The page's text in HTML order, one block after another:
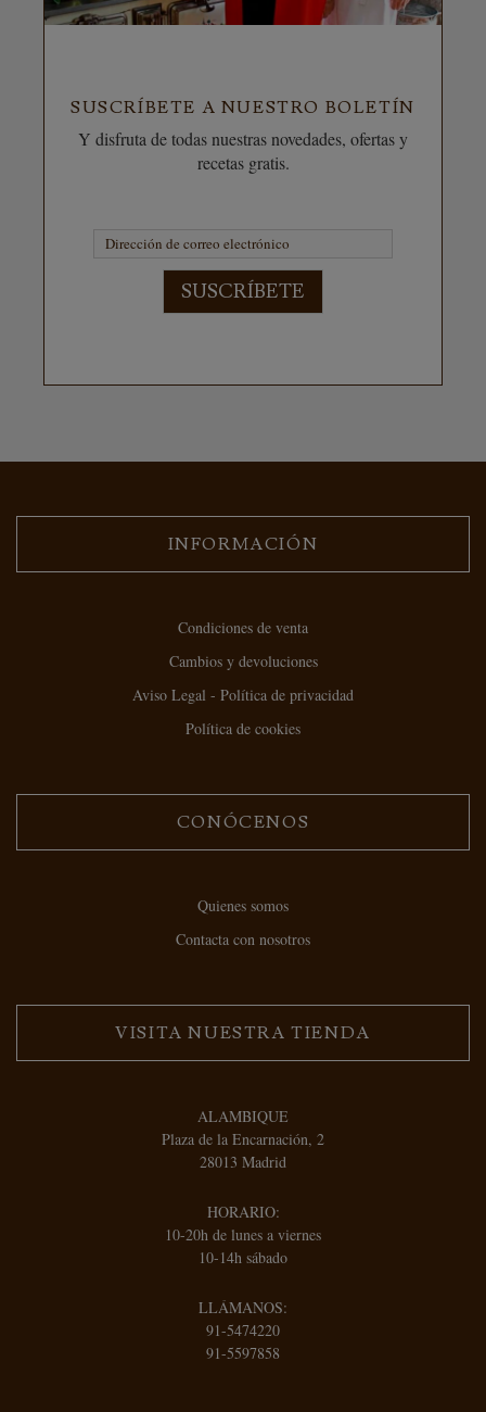
SUSCRÍBETE A NUESTRO BOLETÍN
Y disfruta de todas nuestras novedades, ofertas y
recetas gratis.
SUSCRÍBETE
INFORMACIÓN
Condiciones de venta
Cambios y devoluciones
Aviso Legal - Política de privacidad
Política de cookies
CONÓCENOS
Quienes somos
Contacta con nosotros
VISITA NUESTRA TIENDA
ALAMBIQUE
Plaza de la Encarnación, 2
28013 Madrid
HORARIO:
10-20h de lunes a viernes
10-14h sábado
LLÁMANOS:
91-5474220
91-5597858